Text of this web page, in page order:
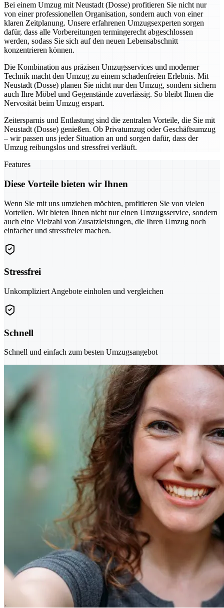
Bei einem Umzug mit Neustadt (Dosse) profitieren Sie nicht nur
von einer professionellen Organisation, sondern auch von einer
klaren Zeitplanung. Unsere erfahrenen Umzugsexperten sorgen
dafür, dass alle Vorbereitungen termingerecht abgeschlossen
werden, sodass Sie sich auf den neuen Lebensabschnitt
konzentrieren können.
Die Kombination aus präzisen Umzugsservices und moderner
Technik macht den Umzug zu einem schadenfreien Erlebnis. Mit
Neustadt (Dosse) planen Sie nicht nur den Umzug, sondern sichern
auch Ihre Möbel und Gegenstände zuverlässig. So bleibt Ihnen die
Nervosität beim Umzug erspart.
Zeitersparnis und Entlastung sind die zentralen Vorteile, die Sie mit
Neustadt (Dosse) genießen. Ob Privatumzug oder Geschäftsumzug
– wir passen uns jeder Situation an und sorgen dafür, dass der
Umzug reibungslos und stressfrei verläuft.
Features
Diese Vorteile bieten wir Ihnen
Wenn Sie mit uns umziehen möchten, profitieren Sie von vielen
Vorteilen. Wir bieten Ihnen nicht nur einen Umzugsservice, sondern
auch eine Vielzahl von Zusatzleistungen, die Ihren Umzug noch
einfacher und stressfreier machen.
Stressfrei
Unkompliziert Angebote einholen und vergleichen
Schnell
Schnell und einfach zum besten Umzugsangebot